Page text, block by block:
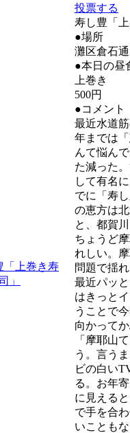
投票する
寿し豊「
●場所
灘区倉石
●本日の昼
上巻き
500円
●コメント
最近水道
年までは
んて悩ん
た減った
して有名
でに「寿
の恵方は
と、都賀
ちょうど
れしい。
問題で揺
最近パッ
はきっと
うことで
向かって
「摩耶山
う。言う
ビの白い
る。お年
に見える
で手を合
いことも